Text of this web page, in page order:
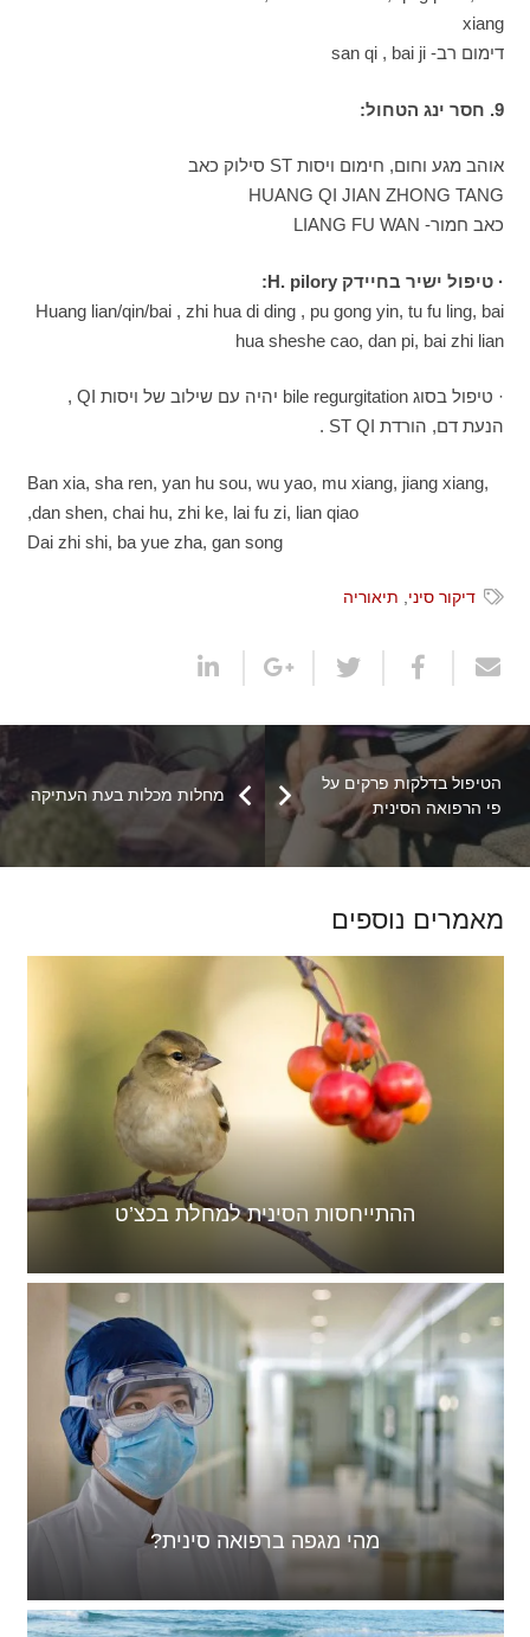
xiang
דימום רב- san qi , bai ji
9. חסר ינג הטחול:
אוהב מגע וחום, חימום ויסות ST סילוק כאב
HUANG QI JIAN ZHONG TANG
כאב חמור- LIANG FU WAN
· טיפול ישיר בחיידק H. pilory:
Huang lian/qin/bai , zhi hua di ding , pu gong yin, tu fu ling, bai
hua sheshe cao, dan pi, bai zhi lian
· טיפול בסוג bile regurgitation יהיה עם שילוב של ויסות QI ,
הנעת דם, הורדת ST QI .
Ban xia, sha ren, yan hu sou, wu yao, mu xiang, jiang xiang,
dan shen, chai hu, zhi ke, lai fu zi, lian qiao,
Dai zhi shi, ba yue zha, gan song
דיקור סיני, תיאוריה
מחלות מכלות בעת העתיקה
הטיפול בדלקות פרקים על
פי הרפואה הסינית
מאמרים נוספים
ההתייחסות הסינית למחלת בכצ’ט
מהי מגפה ברפואה סינית?